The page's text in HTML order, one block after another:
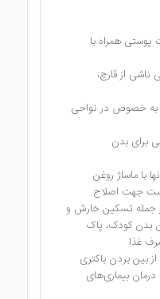
پوستی همراه با
ناشی از قارچ،
به خصوص در نواحی
برای بدن
با ماساژ روغن
جهت اصلاح
جمله تسکین خارش و
بدن کودک، پاک
غذا
بین بردن باکتری
بیماری‌های